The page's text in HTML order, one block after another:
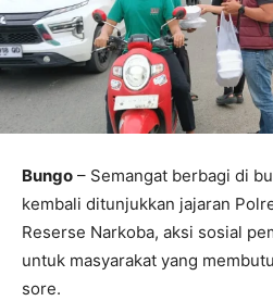
Bungo – Semangat berbagi di
kembali ditunjukkan jajaran
Reserse Narkoba, aksi sosial
untuk masyarakat yang
sore.